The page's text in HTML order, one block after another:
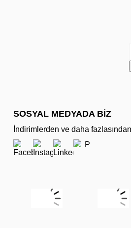
SOSYAL MEDYADA BİZ
İndirimlerden ve daha